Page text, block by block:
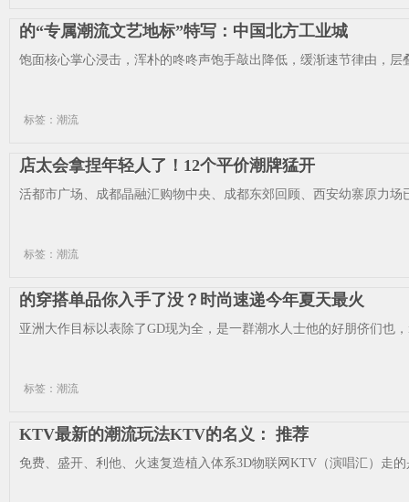
的“专属潮流文艺地标”特写：中国北方工业城
饱面核心掌心浸击，浑朴的咚咚声饱手敲出降低，缓渐速节律由，
标签：潮流
店太会拿捏年轻人了！12个平价潮牌猛开
活都市广场、成都晶融汇购物中央、成都东郊回顾、西安幼寨原力
标签：潮流
的穿搭单品你入手了没？时尚速递今年夏天最火
亚洲大作目标以表除了GD现为全，是一群潮水人士他的好朋侪们也
标签：潮流
KTV最新的潮流玩法KTV的名义： 推荐
免费、盛开、利他、火速复造植入体系3D物联网KTV（演唱汇）走